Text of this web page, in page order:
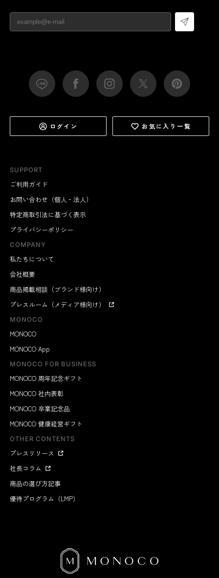
SUPPORT
ご利用ガイド
お問い合わせ（個人・法人）
特定商取引法に基づく表示
プライバシーポリシー
COMPANY
私たちについて
会社概要
商品掲載相談（ブランド様向け）
プレスルーム（メディア様向け）
MONOCO
MONOCO
MONOCO App
MONOCO FOR BUSINESS
MONOCO 周年記念ギフト
MONOCO 社内表彰
MONOCO 卒業記念品
MONOCO 健康経営ギフト
OTHER CONTENTS
プレスリリース
社長コラム
商品の選び方記事
優待プログラム（LMP）
ログイン お気に入り一覧